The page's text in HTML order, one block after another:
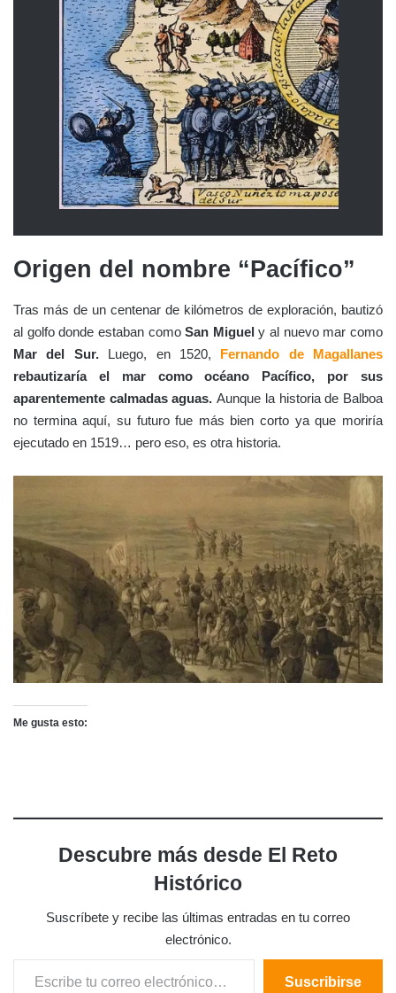
Origen del nombre “Pacífico”
Tras más de un centenar de kilómetros de exploración, bautizó
al golfo donde estaban comoSan Miguel y al nuevo mar como
Mar del Sur. Luego, en 1520,
Fernando de Magallanes
rebautizaría el mar como océano Pacífico, por sus
aparentemente calmadas aguas.Aunque la historia de Balboa
no termina aquí, su futuro fue más bien corto ya que moriría
ejecutado en 1519… pero eso, es otra historia.
Me gusta esto:
Descubre más desde El Reto
Histórico
Suscríbete y recibe las últimas entradas en tu correo
electrónico.
Escribe tu correo electrónico…
Suscribirse